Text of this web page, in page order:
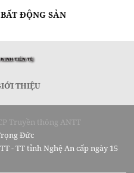
BẤT ĐỘNG SẢN
THIỆU
Truyền thông ANTT
Đức
- TT tỉnh Nghệ An cấp ngày 15